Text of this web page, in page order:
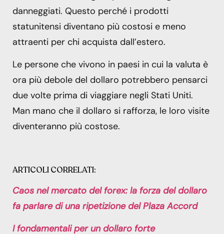
danneggiati. Questo perché i prodotti
statunitensi diventano più costosi e meno
attraenti per chi acquista dall’estero.
Le persone che vivono in paesi in cui la valuta è
ora più debole del dollaro potrebbero pensarci
due volte prima di viaggiare negli Stati Uniti.
Man mano che il dollaro si rafforza, le loro visite
diventeranno più costose.
ARTICOLI CORRELATI:
Caos nel mercato del forex: la forza del dollaro
fa parlare di una ripetizione del Plaza Accord
I fondamentali per un dollaro forte